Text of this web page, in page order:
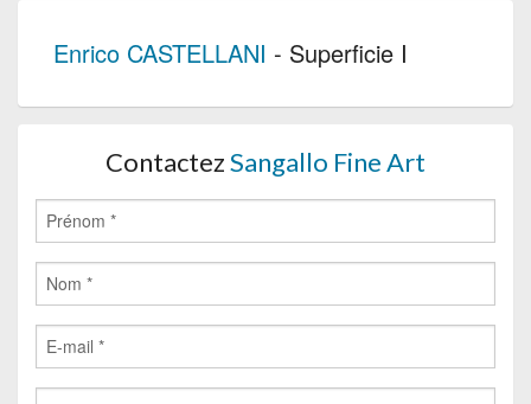
Enrico CASTELLANI - Superficie I
ContactezSangallo Fine Art